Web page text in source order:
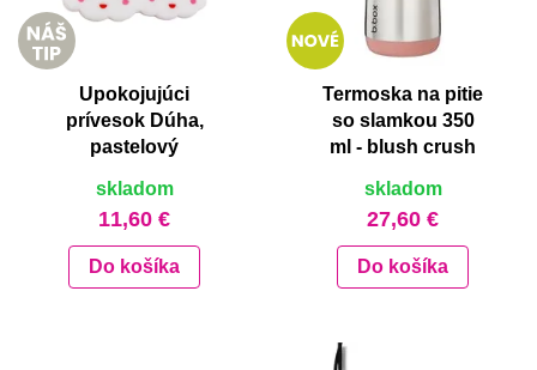
Upokojujúci
prívesok Dúha,
pastelový
skladom
11,60 €
Do košíka
Termoska na pitie
so slamkou 350
ml - blush crush
skladom
27,60 €
Do košíka